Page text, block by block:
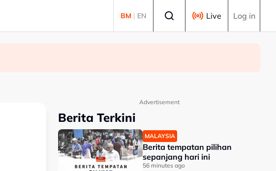
BM | EN Live Log in
Advertisement
Berita Terkini
MALAYSIA
Berita tempatan pilihan
sepanjang hari ini
56 minutes ago